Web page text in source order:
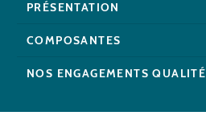
PRÉSENTATION
COMPOSANTES
NOS ENGAGEMENTS QUALITÉ